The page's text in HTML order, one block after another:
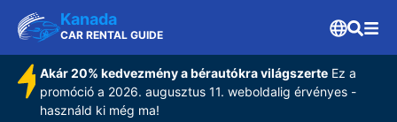
Kanada
CAR RENTAL GUIDE
Akár 20% kedvezmény a bérautókra világszerteEz a
promóció a 2026. augusztus 11. weboldalig érvényes -
használd ki még ma!